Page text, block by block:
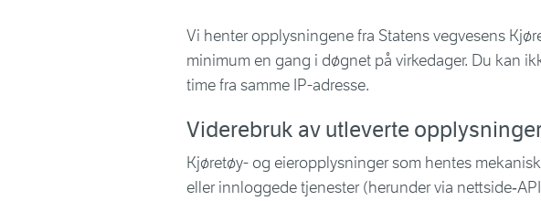
Vi henter opplysningene fra Statens vegvesens
minimum en gang i døgnet på virkedager. Du kan
time fra samme IP-adresse.
Viderebruk av utleverte
Kjøretøy- og eieropplysninger som hentes
eller innloggede tjenester (herunder via